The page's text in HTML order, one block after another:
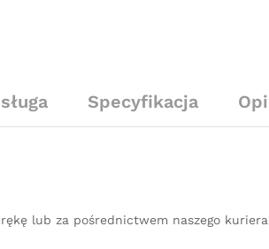
Specyfikacja
lub za pośrednictwem naszego